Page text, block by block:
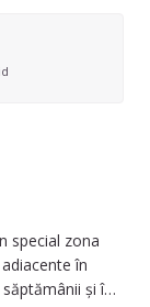
special zona
și în